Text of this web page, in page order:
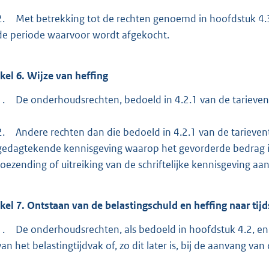
Met betrekking tot de rechten genoemd in hoofdstuk
periode waarvoor wordt afgekocht.
6. Wijze van heffing
De onderhoudsrechten, bedoeld in 4.2.1 van de
Andere rechten dan die bedoeld in 4.2.1 van de
kennisgeving waarop het gevorderde
of uitreiking van de schriftelijke kennisgeving
7. Ontstaan van de belastingschuld en heffing naar
De onderhoudsrechten, als bedoeld in hoofdstuk 4.2,
het belastingtijdvak of, zo dit later is, bij de aanvang